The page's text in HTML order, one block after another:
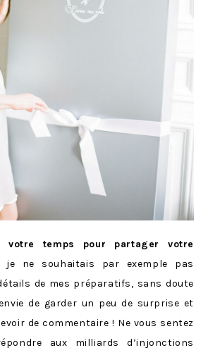
votre temps pour partager votre
je ne souhaitais par exemple pas
de mes préparatifs, sans doute
de garder un peu de surprise et
de commentaire ! Ne vous sentez
aux milliards d’injonctions